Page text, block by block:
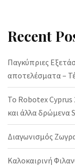
Recent
Παγκύπριες
αποτελέσματα –
Το Robotex Cyprus
και άλλα δρώμενα
Διαγωνισμός
Καλοκαιρινή